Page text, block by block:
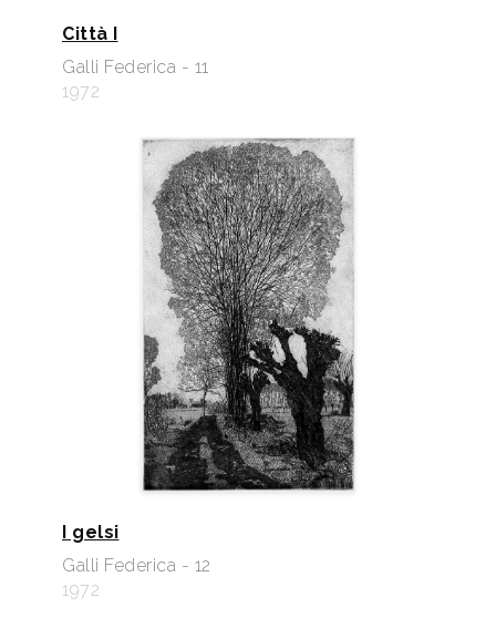
Città I
Galli Federica - 11
1972
I gelsi
Galli Federica - 12
1972